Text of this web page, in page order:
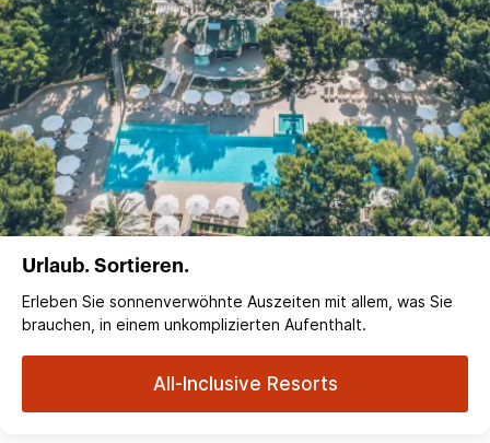
Urlaub. Sortieren.
Erleben Sie sonnenverwöhnte Auszeiten mit allem, was Sie
brauchen, in einem unkomplizierten Aufenthalt.
All-Inclusive Resorts